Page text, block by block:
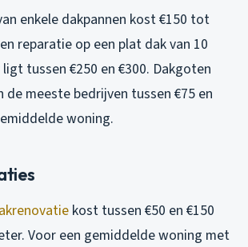
enkele dakpannen kost €150 tot
reparatie op een plat dak van 10
tussen €250 en €300. Dakgoten
de meeste bedrijven tussen €75 en
woning.
kost tussen €50 en €150
Voor een gemiddelde woning met